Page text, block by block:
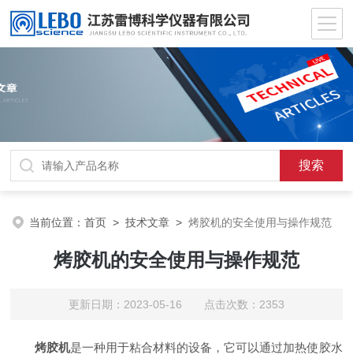
当前位置：首页 >技术文章 >烤胶机的安全使用与操作规范
烤胶机的安全使用与操作规范
更新日期：2023-05-16 点击次数：2353
烤胶机是一种用于粘合材料的设备，它可以通过加热使胶水